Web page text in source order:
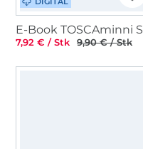
7,92 € / Stk 9,90 € / Stk